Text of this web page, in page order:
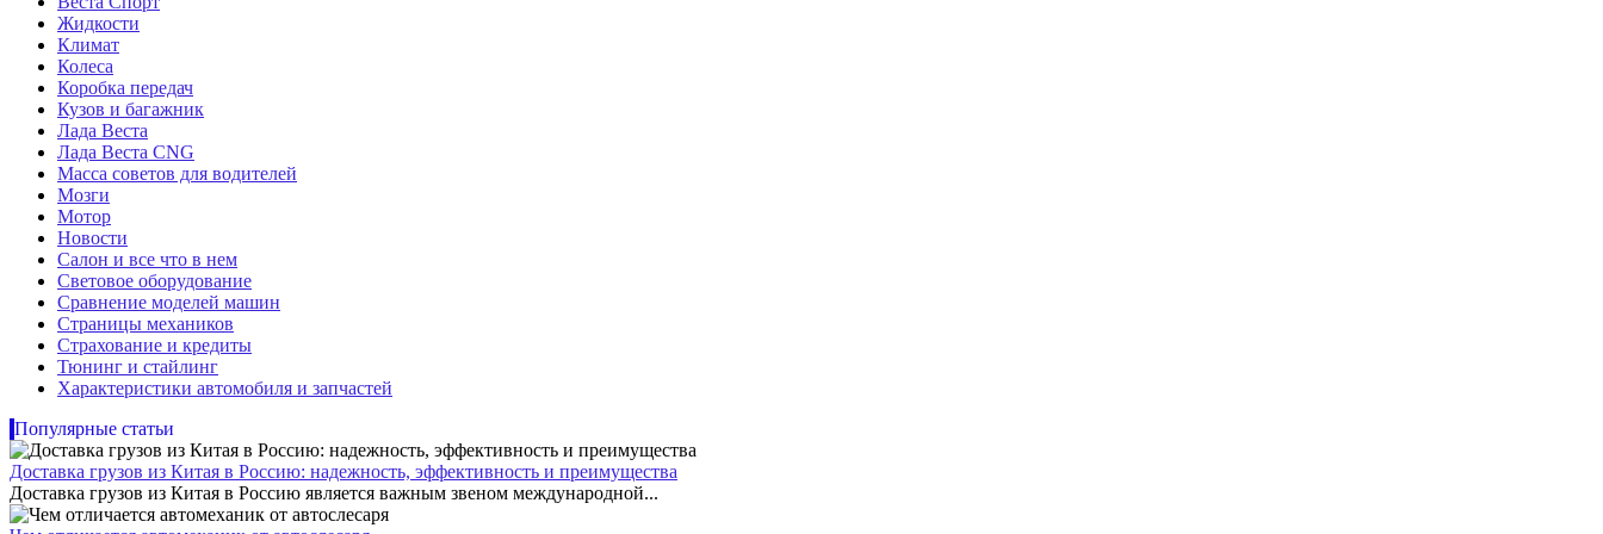
Жидкости
Климат
Колеса
Коробка передач
Кузов и багажник
Лада Веста
Лада Веста CNG
Масса советов для водителей
Мозги
Мотор
Новости
Салон и все что в нем
Световое оборудование
Сравнение моделей машин
Страницы механиков
Страхование и кредиты
Тюнинг и стайлинг
Характеристики автомобиля и запчастей
Популярные статьи
Доставка грузов из Китая в Россию: надежность, эффективность и преимущества
Доставка грузов из Китая в Россию является важным звеном международной...